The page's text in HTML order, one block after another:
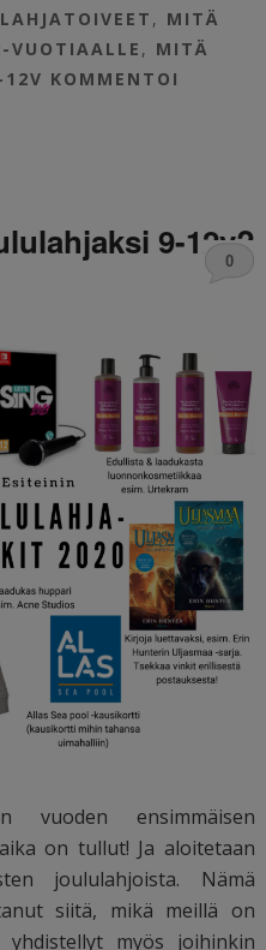
, MITÄ
VUOTIAALLE , MITÄ
12V KOMMENTOI
9-12v?
0
vuoden ensimmäisen
on tullut! Ja aloitetaan
joululahjoista. Nämä
siitä, mikä meillä on
myös joihinkin